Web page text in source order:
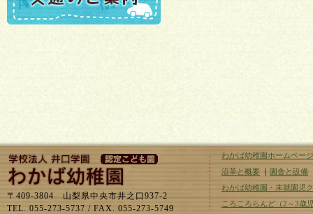
〒409-3804 山梨県中央市井之口937-2
TEL. 055-273-5737 / FAX. 055-273-5749
わかば幼稚園ホームペー
沿革と概要 ｜ 園舎と設備
わかば幼稚園・未就園児
ころころらんど（2～3歳